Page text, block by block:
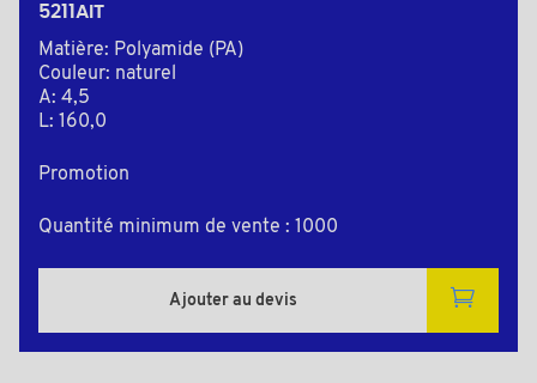
5211AIT
Matière: Polyamide (PA)
Couleur: naturel
A: 4,5
L: 160,0
Promotion
Quantité minimum de vente : 1000
Ajouter au devis